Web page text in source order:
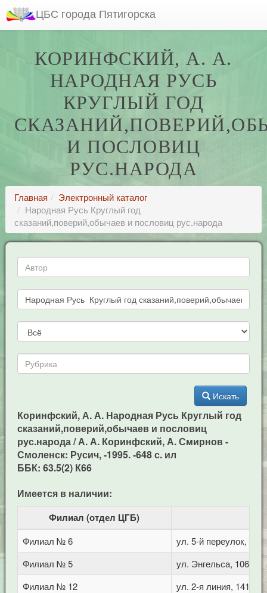
ЦБС города Пятигорска
КОРИНФСКИЙ, А. А.
НАРОДНАЯ РУСЬ
КРУГЛЫЙ ГОД
И ПОСЛОВИЦ
РУС.НАРОДА
Главная
Электронный каталог
Народная Русь Круглый год
сказаний,поверий,обычаев и пословиц рус.народа
Искать
Коринфский, А. А. Народная Русь Круглый год
сказаний,поверий,обычаев и пословиц
рус.народа / А. А. Коринфский, А. Смирнов -
Смоленск: Русич, -1995. -648 с. ил
ББК: 63.5(2) К66
Имеется в наличии:
Филиал (отдел ЦГБ)
Филиал № 6
ул. 5-й переулок, 1
Филиал № 5
ул. Энгельса, 106
Филиал № 12
ул. 2-я линия, 141